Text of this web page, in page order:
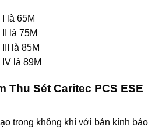
là 65M
là 75M
là 85M
là 89M
Thu Sét Caritec PCS ESE
trong không khí với bán kính bảo